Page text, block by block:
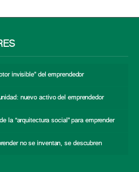
invisible” del emprendedor
nuevo activo del emprendedor
la “arquitectura social” para emprender
no se inventan, se descubren